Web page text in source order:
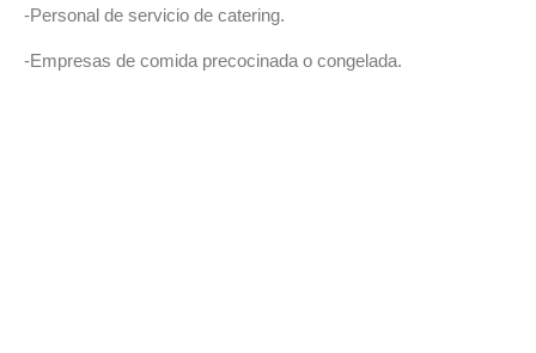
-Personal de servicio de catering.
-Empresas de comida precocinada o congelada.